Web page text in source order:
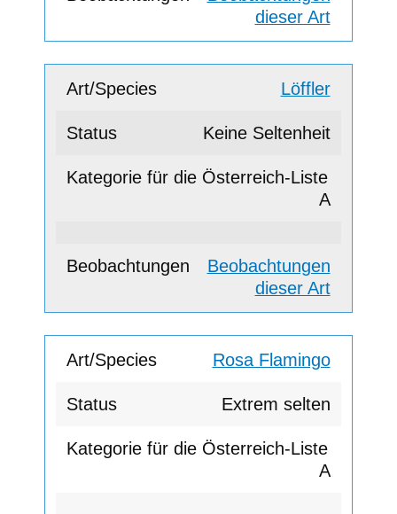
dieser Art
Löffler
Keine Seltenheit
A
Beobachtungen
dieser Art
Rosa Flamingo
Extrem selten
A